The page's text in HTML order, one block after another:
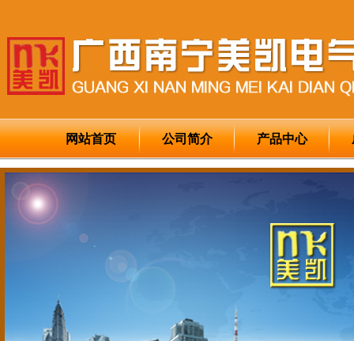
网站首页 公司简介 产品中心